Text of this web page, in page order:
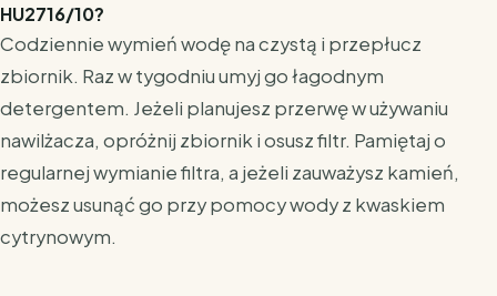
HU2716/10?
Codziennie wymień wodę na czystą i przepłucz
zbiornik. Raz w tygodniu umyj go łagodnym
detergentem. Jeżeli planujesz przerwę w używaniu
nawilżacza, opróżnij zbiornik i osusz filtr. Pamiętaj o
regularnej wymianie filtra, a jeżeli zauważysz kamień,
możesz usunąć go przy pomocy wody z kwaskiem
cytrynowym.